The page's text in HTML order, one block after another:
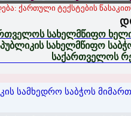
ქართული ტექსტების
სახელმწიფო
სახელმწიფო
საქართველოს
სამხედრო საბჭოს